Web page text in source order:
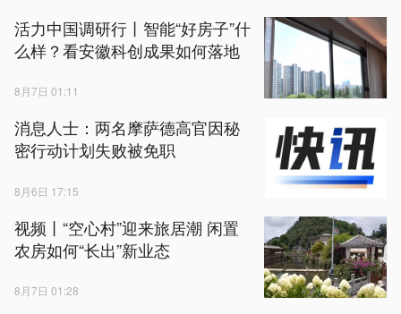
活力中国调研行丨智能“好房子”什
么样？看安徽科创成果如何落地
8月7日 01:11
消息人士：两名摩萨德高官因秘
密行动计划失败被免职
8月6日 17:15
视频丨“空心村”迎来旅居潮 闲置
农房如何“长出”新业态
8月7日 01:28